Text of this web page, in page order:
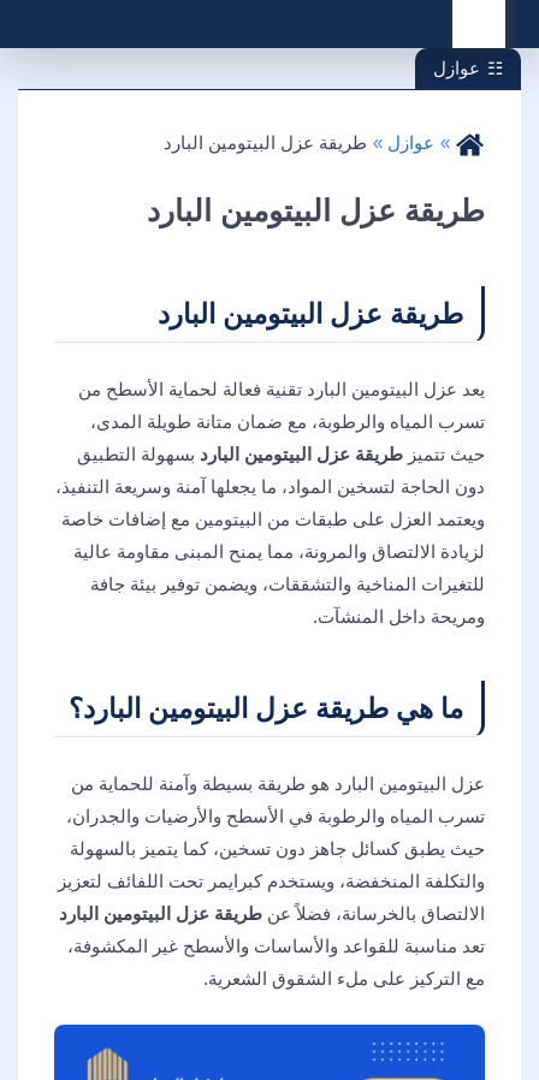
القائمة
عوازل
عوازل طريقة عزل البيتومين البارد
طريقة عزل البيتومين البارد
طريقة عزل البيتومين البارد
يعد عزل البيتومين البارد تقنية فعالة لحماية الأسطح من
تسرب المياه والرطوبة، مع ضمان متانة طويلة المدى،
حيث تتميز طريقة عزل البيتومين البارد بسهولة التطبيق
دون الحاجة لتسخين المواد، ما يجعلها آمنة وسريعة التنفيذ،
ويعتمد العزل على طبقات من البيتومين مع إضافات خاصة
لزيادة الالتصاق والمرونة، مما يمنح المبنى مقاومة عالية
للتغيرات المناخية والتشققات، ويضمن توفير بيئة جافة
ومريحة داخل المنشآت.
ما هي طريقة عزل البيتومين البارد؟
عزل البيتومين البارد هو طريقة بسيطة وآمنة للحماية من
تسرب المياه والرطوبة في الأسطح والأرضيات والجدران،
حيث يطبق كسائل جاهز دون تسخين، كما يتميز بالسهولة
والتكلفة المنخفضة، ويستخدم كبرايمر تحت اللفائف لتعزيز
الالتصاق بالخرسانة، فضلاً عن طريقة عزل البيتومين البارد
تعد مناسبة للقواعد والأساسات والأسطح غير المكشوفة،
مع التركيز على ملء الشقوق الشعرية.